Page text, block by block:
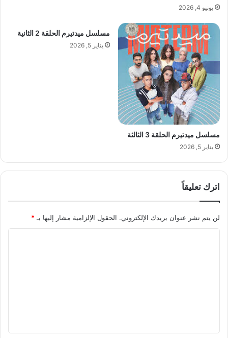
يونيو 4, 2026
مسلسل ميدتيرم الحلقة 3 الثالثة
يناير 5, 2026
مسلسل ميدتيرم الحلقة 2 الثانية
يناير 5, 2026
اترك تعليقاً
لن يتم نشر عنوان بريدك الإلكتروني. الحقول الإلزامية مشار إليها بـ *